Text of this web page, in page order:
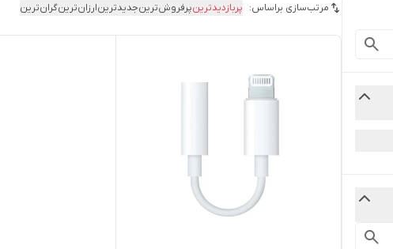
مرتب‌سازی براساس: پربازدیدترینپرفروش‌ترینجدیدترینارزان‌ترینگران‌ترین